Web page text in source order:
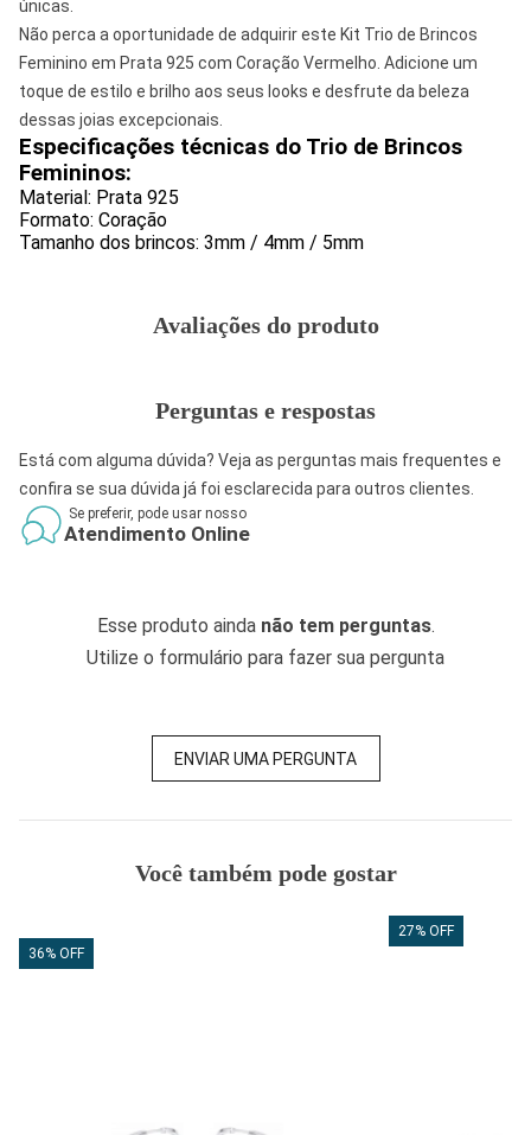
únicas.
Não perca a oportunidade de adquirir este Kit Trio de Brincos
Feminino em Prata 925 com Coração Vermelho. Adicione um
toque de estilo e brilho aos seus looks e desfrute da beleza
dessas joias excepcionais.
Especificações técnicas do Trio de Brincos
Femininos:
Material: Prata 925
Formato: Coração
Tamanho dos brincos: 3mm / 4mm / 5mm
Avaliações do produto
Perguntas e respostas
Está com alguma dúvida? Veja as perguntas mais frequentes e
confira se sua dúvida já foi esclarecida para outros clientes.
Se preferir, pode usar nosso
Atendimento Online
Esse produto ainda não tem perguntas.
Utilize o formulário para fazer sua pergunta
ENVIAR UMA PERGUNTA
Você também pode gostar
36% OFF
27% OFF